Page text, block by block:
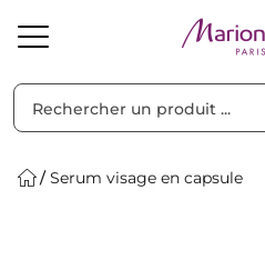
Serum visage en capsule